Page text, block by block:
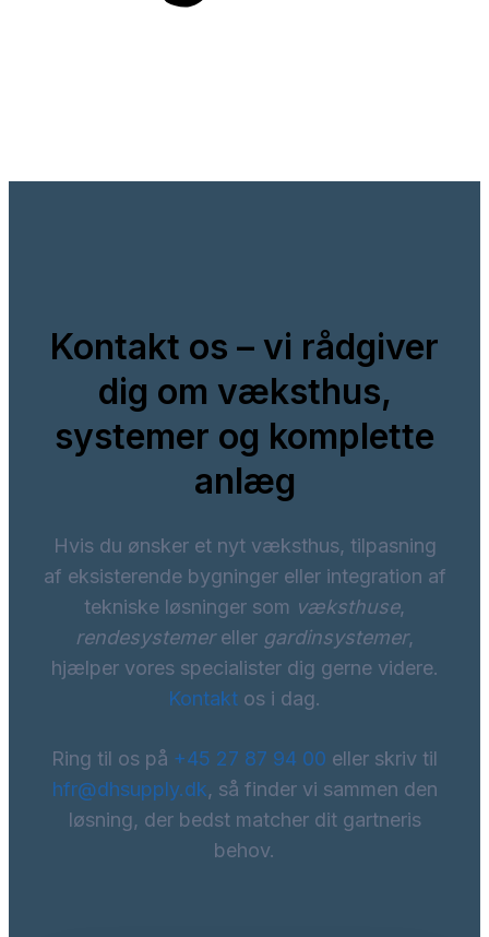
Kontakt os – vi rådgiver
dig om væksthus,
systemer og komplette
anlæg
Hvis du ønsker et nyt væksthus, tilpasning
af eksisterende bygninger eller integration af
tekniske løsninger som væksthuse,
rendesystemereller gardinsystemer,
hjælper vores specialister dig gerne videre.
Kontakt os i dag.
Ring til os på +45 27 87 94 00 eller skriv til
hfr@dhsupply.dk, så finder vi sammen den
løsning, der bedst matcher dit gartneris
behov.